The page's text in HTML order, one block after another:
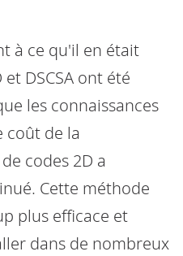
à ce qu'il en était
DSCSA ont été
les connaissances
coût de la
codes 2D a
Cette méthode
plus efficace et
dans de nombreux